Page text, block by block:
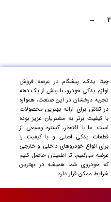
2
→
چیتا یدک، پیشگام در عرصه فروش
لوازم یدکی خودرو، با بیش از یک دهه
تجربه درخشان در این صنعت، همواره
در تلاش برای ارائه بهترین محصولات
با کیفیت برتر به مشتریان عزیز بوده
است. ما با افتخار، گستره وسیعی از
قطعات یدکی اصلی و با کیفیت را
برای انواع خودروهای داخلی و خارجی
عرضه می‌کنیم، تا اطمینان حاصل کنیم
که خودروی شما همیشه در بهترین
شرایط ممکن قرار دارد.